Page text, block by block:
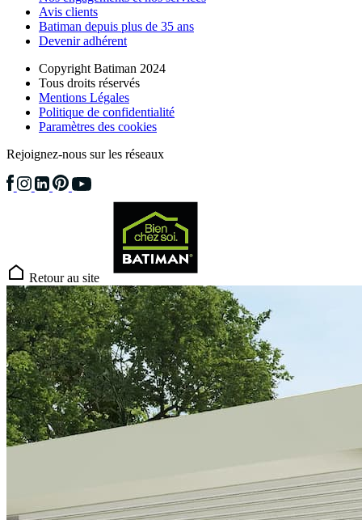
Avis clients
Batiman depuis plus de 35 ans
Devenir adhérent
Copyright Batiman 2024
Tous droits réservés
Mentions Légales
Politique de confidentialité
Paramètres des cookies
Rejoignez-nous sur les réseaux
Retour au site